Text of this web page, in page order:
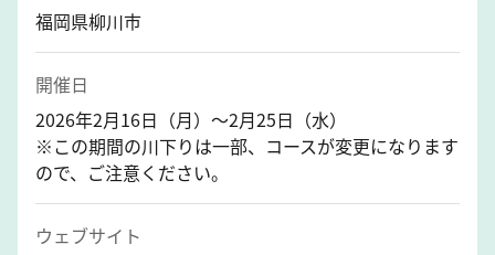
福岡県柳川市
開催日
2026年2月16日（月）～2月25日（水）
※この期間の川下りは一部、コースが変更になります
ので、ご注意ください。
ウェブサイト